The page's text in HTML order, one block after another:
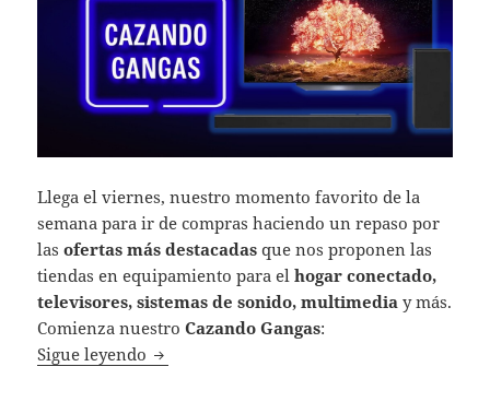
Llega el viernes, nuestro momento favorito de la
semana para ir de compras haciendo un repaso por
lasofertas más destacadas que nos proponen las
tiendas en equipamiento para elhogar conectado,
televisores, sistemas de sonido, multimedia y más.
Comienza nuestroCazando Gangas:
Sigue leyendo Descuentazos en teles y barras de sonido,